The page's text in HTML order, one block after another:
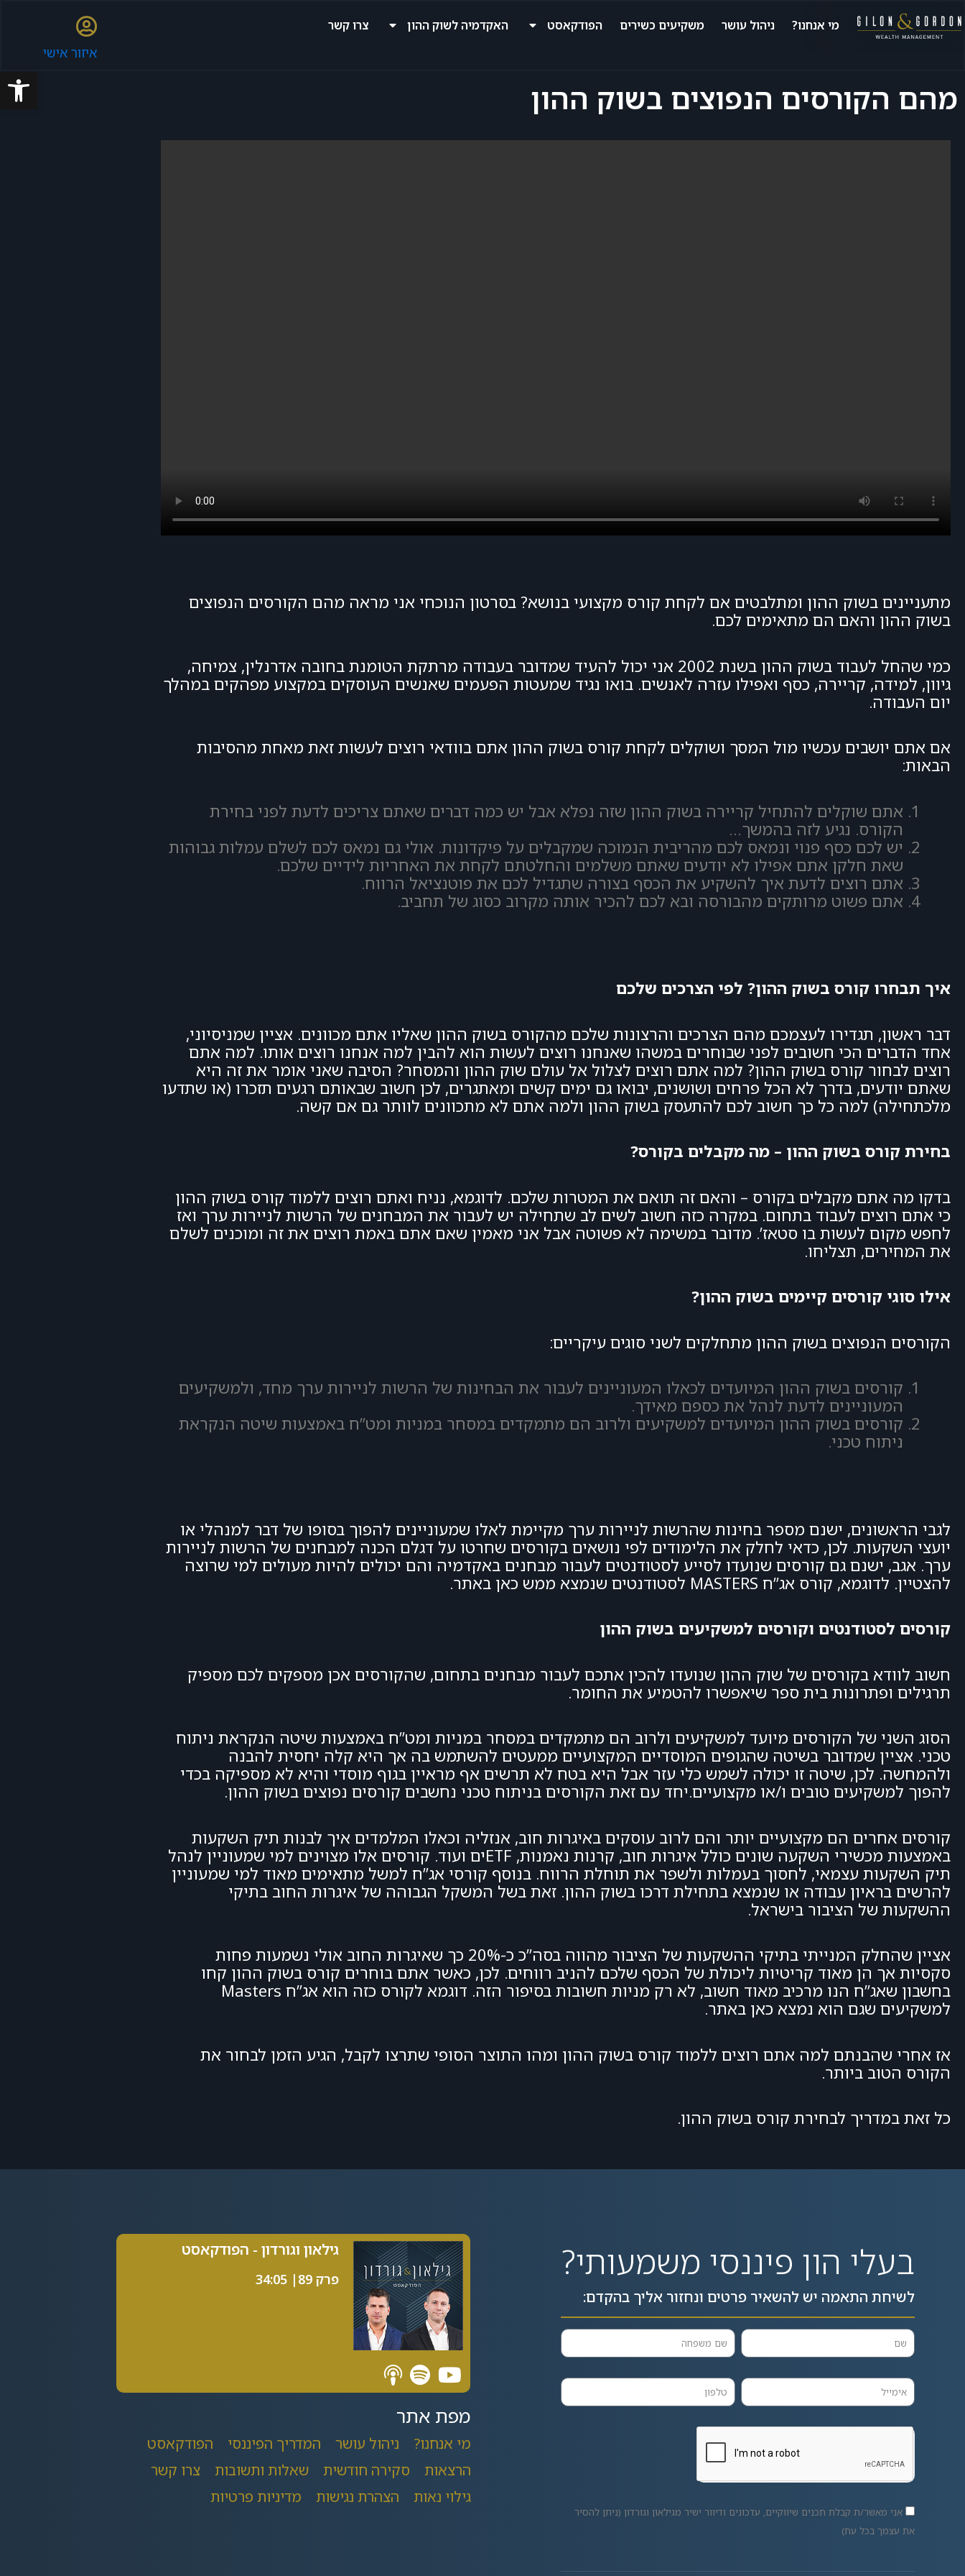
פתח
מי אנחנו? ניהול עושר משקיעים כשירים הפודקאסט האקדמיה לשוק ההון צרו קשר
איזור אישי
מהם הקורסים הנפוצים בשוק ההון
מתעניינים בשוק ההון ומתלבטים אם לקחת קורס מקצועי בנושא? בסרטון הנוכחי אני מראה מהם הקורסים הנפוצים
בשוק ההון והאם הם מתאימים לכם.
כמי שהחל לעבוד בשוק ההון בשנת 2002 אני יכול להעיד שמדובר בעבודה מרתקת הטומנת בחובה אדרנלין, צמיחה,
גיוון, למידה, קריירה, כסף ואפילו עזרה לאנשים. בואו נגיד שמעטות הפעמים שאנשים העוסקים במקצוע מפהקים במהלך
יום העבודה.
אם אתם יושבים עכשיו מול המסך ושוקלים לקחת קורס בשוק ההון אתם בוודאי רוצים לעשות זאת מאחת מהסיבות
הבאות:
אתם שוקלים להתחיל קריירה בשוק ההון שזה נפלא אבל יש כמה דברים שאתם צריכים לדעת לפני בחירת
הקורס. נגיע לזה בהמשך…
יש לכם כסף פנוי ונמאס לכם מהריבית הנמוכה שמקבלים על פיקדונות. אולי גם נמאס לכם לשלם עמלות גבוהות
שאת חלקן אתם אפילו לא יודעים שאתם משלמים והחלטתם לקחת את האחריות לידיים שלכם.
אתם רוצים לדעת איך להשקיע את הכסף בצורה שתגדיל לכם את פוטנציאל הרווח.
אתם פשוט מרותקים מהבורסה ובא לכם להכיר אותה מקרוב כסוג של תחביב.
איך תבחרו קורס בשוק ההון? לפי הצרכים שלכם
דבר ראשון, תגדירו לעצמכם מהם הצרכים והרצונות שלכם מהקורס בשוק ההון שאליו אתם מכוונים. אציין שמניסיוני,
אחד הדברים הכי חשובים לפני שבוחרים במשהו שאנחנו רוצים לעשות הוא להבין למה אנחנו רוצים אותו. למה אתם
רוצים לבחור קורס בשוק ההון? למה אתם רוצים לצלול אל עולם שוק ההון והמסחר? הסיבה שאני אומר את זה היא
שאתם יודעים, בדרך לא הכל פרחים ושושנים, יבואו גם ימים קשים ומאתגרים, לכן חשוב שבאותם רגעים תזכרו (או שתדעו
מלכתחילה) למה כל כך חשוב לכם להתעסק בשוק ההון ולמה אתם לא מתכוונים לוותר גם אם קשה.
בחירת קורס בשוק ההון – מה מקבלים בקורס?
בדקו מה אתם מקבלים בקורס – והאם זה תואם את המטרות שלכם. לדוגמא, נניח ואתם רוצים ללמוד קורס בשוק ההון
כי אתם רוצים לעבוד בתחום. במקרה כזה חשוב לשים לב שתחילה יש לעבור את המבחנים של הרשות לניירות ערך ואז
לחפש מקום לעשות בו סטאז’. מדובר במשימה לא פשוטה אבל אני מאמין שאם אתם באמת רוצים את זה ומוכנים לשלם
את המחירים, תצליחו.
אילו סוגי קורסים קיימים בשוק ההון?
הקורסים הנפוצים בשוק ההון מתחלקים לשני סוגים עיקריים:
קורסים בשוק ההון המיועדים לכאלו המעוניינים לעבור את הבחינות של הרשות לניירות ערך מחד, ולמשקיעים
המעוניינים לדעת לנהל את כספם מאידך.
קורסים בשוק ההון המיועדים למשקיעים ולרוב הם מתמקדים במסחר במניות ומט”ח באמצעות שיטה הנקראת
ניתוח טכני.
לגבי הראשונים, ישנם מספר בחינות שהרשות לניירות ערך מקיימת לאלו שמעוניינים להפוך בסופו של דבר למנהלי או
יועצי השקעות. לכן, כדאי לחלק את הלימודים לפי נושאים בקורסים שחרטו על דגלם הכנה למבחנים של הרשות לניירות
ערך. אגב, ישנם גם קורסים שנועדו לסייע לסטודנטים לעבור מבחנים באקדמיה והם יכולים להיות מעולים למי שרוצה
להצטיין. לדוגמא, קורס אג”ח MASTERS לסטודנטים שנמצא ממש כאן באתר.
קורסים לסטודנטים וקורסים למשקיעים בשוק ההון
חשוב לוודא בקורסים של שוק ההון שנועדו להכין אתכם לעבור מבחנים בתחום, שהקורסים אכן מספקים לכם מספיק
תרגילים ופתרונות בית ספר שיאפשרו להטמיע את החומר.
הסוג השני של הקורסים מיועד למשקיעים ולרוב הם מתמקדים במסחר במניות ומט”ח באמצעות שיטה הנקראת ניתוח
טכני. אציין שמדובר בשיטה שהגופים המוסדיים המקצועיים ממעטים להשתמש בה אך היא קלה יחסית להבנה
ולהמחשה. לכן, שיטה זו יכולה לשמש כלי עזר אבל היא בטח לא תרשים אף מראיין בגוף מוסדי והיא לא מספיקה בכדי
להפוך למשקיעים טובים ו/או מקצועיים.יחד עם זאת הקורסים בניתוח טכני נחשבים קורסים נפוצים בשוק ההון.
קורסים אחרים הם מקצועיים יותר והם לרוב עוסקים באיגרות חוב, אנזליה וכאלו המלמדים איך לבנות תיק השקעות
באמצעות מכשירי השקעה שונים כולל איגרות חוב, קרנות נאמנות, ETFים ועוד. קורסים אלו מצוינים למי שמעוניין לנהל
תיק השקעות עצמאי, לחסוך בעמלות ולשפר את תוחלת הרווח. בנוסף קורסי אג”ח למשל מתאימים מאוד למי שמעוניין
להרשים בראיון עבודה או שנמצא בתחילת דרכו בשוק ההון. זאת בשל המשקל הגבוהה של איגרות החוב בתיקי
ההשקעות של הציבור בישראל.
אציין שהחלק המנייתי בתיקי ההשקעות של הציבור מהווה בסה”כ כ-20% כך שאיגרות החוב אולי נשמעות פחות
סקסיות אך הן מאוד קריטיות ליכולת של הכסף שלכם להניב רווחים. לכן, כאשר אתם בוחרים קורס בשוק ההון קחו
בחשבון שאג”ח הנו מרכיב מאוד חשוב, לא רק מניות חשובות בסיפור הזה. דוגמא לקורס כזה הוא אג”ח Masters
למשקיעים שגם הוא נמצא כאן באתר.
אז אחרי שהבנתם למה אתם רוצים ללמוד קורס בשוק ההון ומהו התוצר הסופי שתרצו לקבל, הגיע הזמן לבחור את
הקורס הטוב ביותר.
כל זאת במדריך לבחירת קורס בשוק ההון.
בעלי הון פיננסי משמעותי?
לשיחת התאמה יש להשאיר פרטים ונחזור אליך בהקדם:
אני מאשר/ת קבלת תכנים שיווקיים, עדכונים ודיוור ישיר מגילאון וגורדון (ניתן להסיר
את עצמך בכל עת)
גילאון וגורדון - הפודקאסט
פרק 89| 34:05
מפת אתר
מי אנחנו? ניהול עושר המדריך הפיננסי
הפודקאסט
הרצאות
סקירה חודשית שאלות ותשובות
צרו קשר
גילוי נאות
הצהרת נגישות מדיניות פרטיות